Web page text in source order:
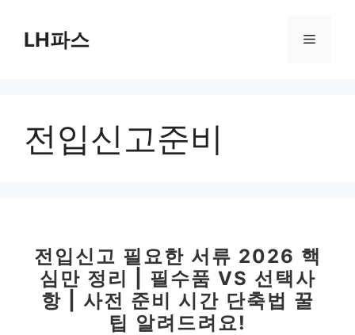
LH파스 메
전입신고준비
전입신고 필요한 서류 2026 핵
심만 정리 | 필수품 VS 선택사
항 | 사전 준비 시간 단축법 꿀
팁 알려드려요!